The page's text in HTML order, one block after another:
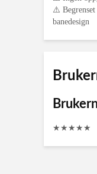
⚠️
banedesign
★ ★ ★ ★ ★